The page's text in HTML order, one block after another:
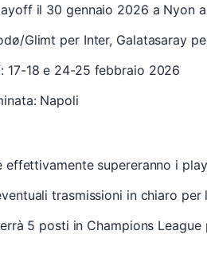
il 30 gennaio 2026 a Nyon
Glimt per Inter, Galatasaray
17-18 e 24-25 febbraio 2026
Napoli
effettivamente supereranno i
trasmissioni in chiaro
5 posti in Champions